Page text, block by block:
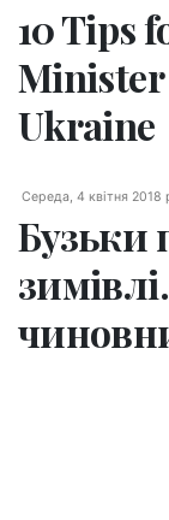
10 Tips
Minister
Ukraine
Середа, 4 квітня 2018
Бузьки